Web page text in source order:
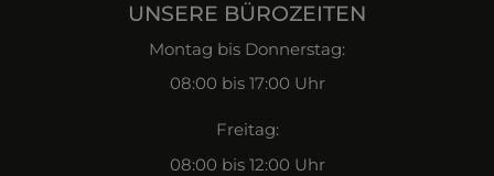
UNSERE BÜROZEITEN
Montag bis Donnerstag:
08:00 bis 17:00 Uhr
Freitag:
08:00 bis 12:00 Uhr